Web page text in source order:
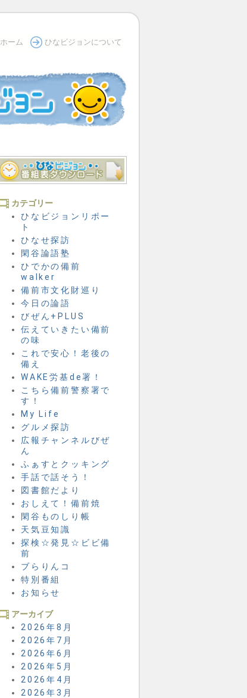
ホーム ひなビジョンについて
カテゴリー
ひなビジョンリポー
ト
ひなせ探訪
閑谷論語塾
ひでかの備前
walker
備前市文化財巡り
今日の論語
びぜん+PLUS
伝えていきたい備前
の味
これで安心！老後の
備え
WAKE労基de署！
こちら備前警察署で
す！
My Life
グルメ探訪
広報チャンネルびぜ
ん
ふぁすとクッキング
手話で話そう！
図書館だより
おしえて！備前焼
閑谷ものしり帳
天気豆知識
探検☆発見☆ビビ備
前
ブらりんコ
特別番組
お知らせ
アーカイブ
2026年8月
2026年7月
2026年6月
2026年5月
2026年4月
2026年3月